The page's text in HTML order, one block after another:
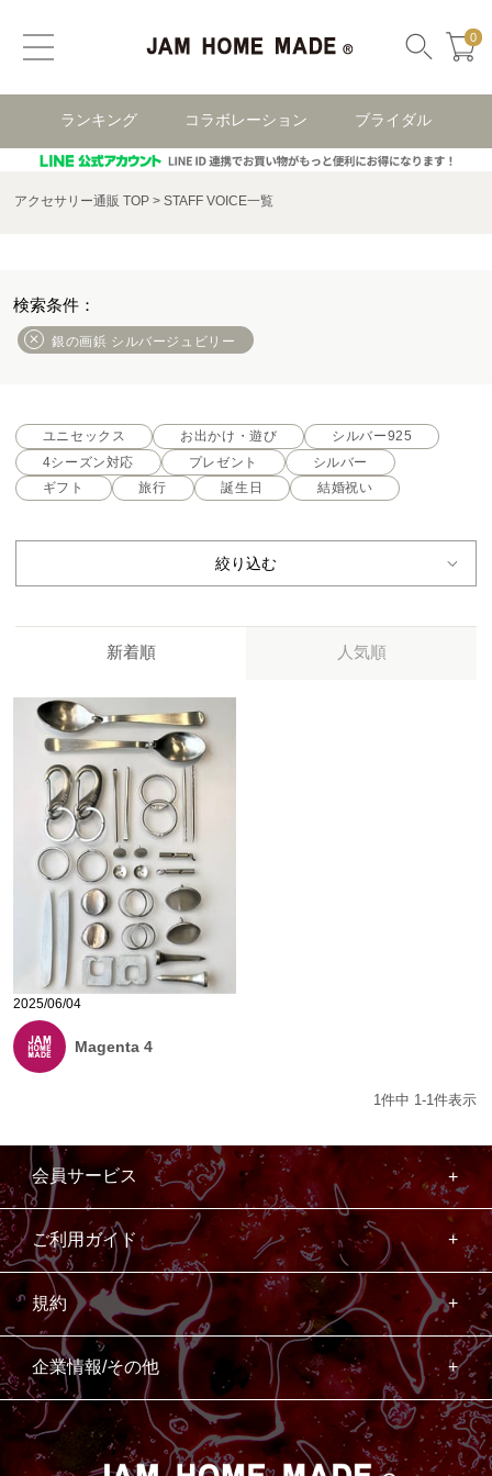
0
ランキング コラボレーション ブライダル
アクセサリー通販 TOP STAFF VOICE一覧
銀の画鋲 シルバージュビリー
ユニセックス お出かけ・遊び
シルバー925
4シーズン対応
プレゼント
シルバー
ギフト
旅行 誕生日 結婚祝い
絞り込む
新着順 人気順
2025/06/04
Magenta 4
1件中 1-1件表示
会員サービス
ご利用ガイド
規約
企業情報/その他